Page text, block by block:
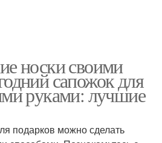
носки своими
сапожок для
руками: лучшие
подарков можно сделать